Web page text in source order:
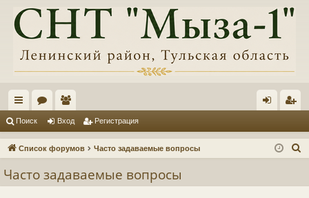
с
ы ум
ол
ьз
ат
д ис
Поиск Вход Регистрация
Список форумов Часто задаваемые вопросы
Часто задаваемые вопросы